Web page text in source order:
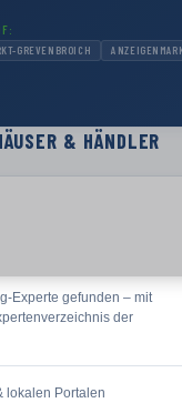
GREVENBROICH
& HÄNDLER
Experte gefunden – mit
der
lokalen Portalen